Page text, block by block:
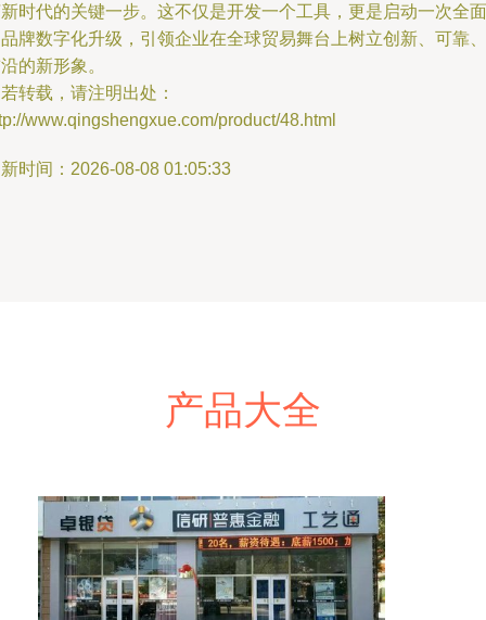
时代的关键一步。这不仅是开发一个工具，更是启动一次全面
牌数字化升级，引领企业在全球贸易舞台上树立创新、可靠、
的新形象。
转载，请注明出处：
www.qingshengxue.com/product/48.html
时间：2026-08-08 01:05:33
产品大全